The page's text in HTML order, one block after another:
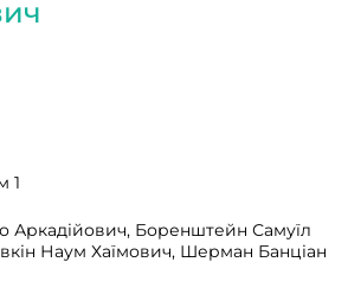
1
Аркадійович, Боренштейн Самуїл
Наум Хаїмович, Шерман Банціан